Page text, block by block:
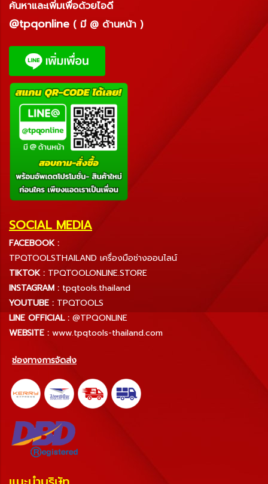
ค้นหาและเพิ่มเพื่อด้วยไอดี
@tpqonline ( มี @ ด้านหน้า )
SOCIAL MEDIA
FACEBOOK :
TPQTOOLSTHAILAND เครื่องมือช่างออนไลน์
TIKTOK : TPQTOOLONLINE.STORE
INSTAGRAM : tpqtools.thailand
YOUTUBE : TPQTOOLS
LINE OFFICIAL : @TPQONLINE
WEBSITE : www.tpqtools-thailand.com
ช่องทางการจัดส่ง